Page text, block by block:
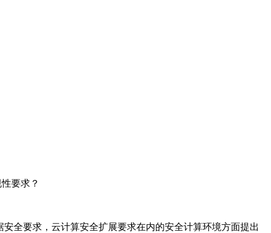
要求？
全要求，云计算安全扩展要求在内的安全计算环境方面提出